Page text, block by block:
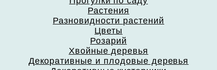
Растения
Разновидности растений
Цветы
Розарий
Хвойные деревья
Декоративные и плодовые деревья